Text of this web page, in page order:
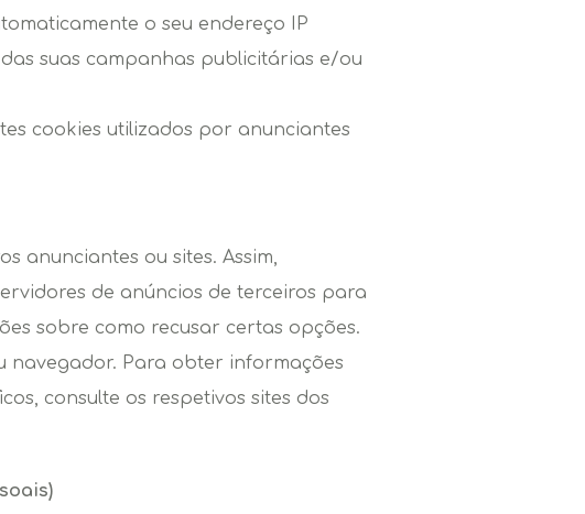
o seu endereço IP
suas campanhas publicitárias e/ou
cookies utilizados por anunciantes
anunciantes ou sites. Assim,
de anúncios de terceiros para
sobre como recusar certas opções.
navegador. Para obter informações
consulte os respetivos sites dos